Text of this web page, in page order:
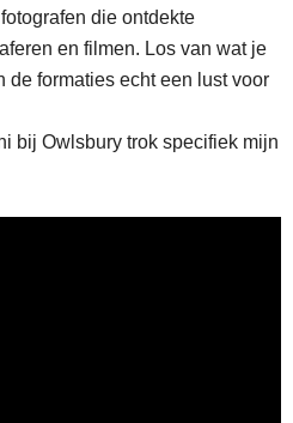
die ontdekte
en filmen. Los van wat je
de formaties echt een lust voor
bij Owlsbury trok specifiek mijn